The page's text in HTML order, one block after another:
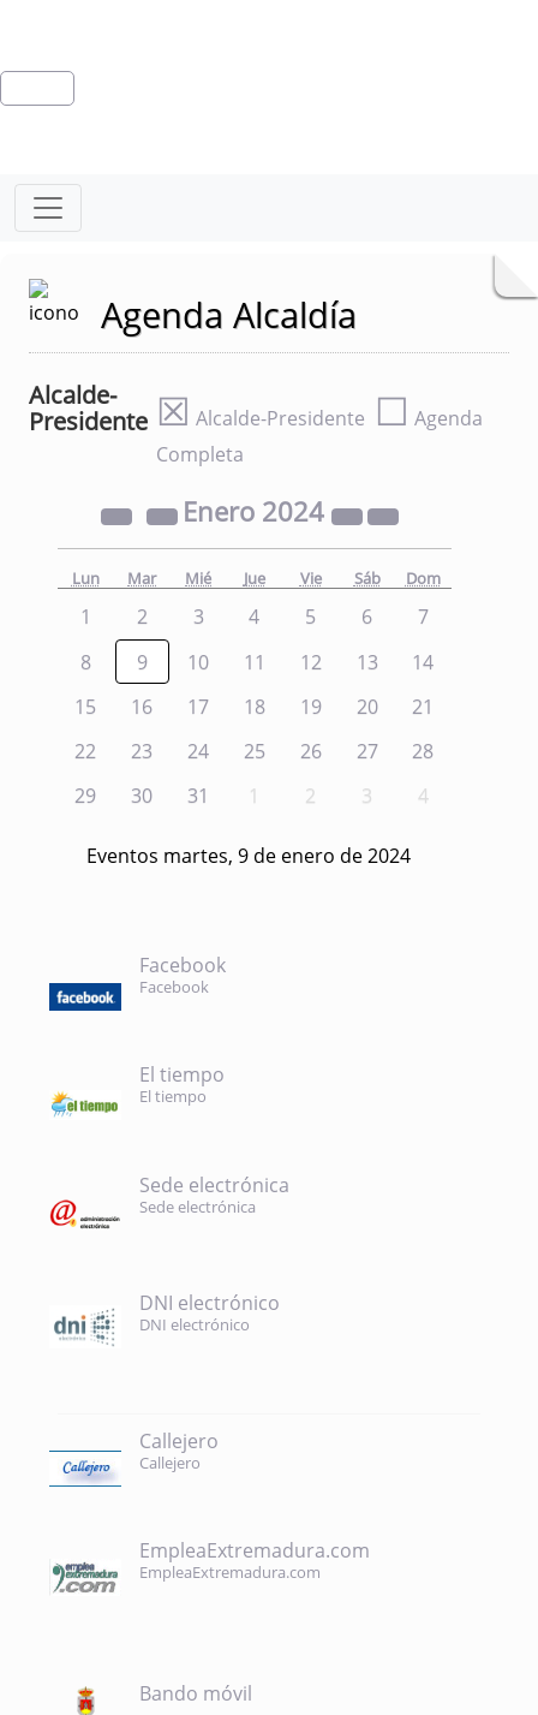
Agenda Alcaldía
Alcalde-
Presidente ☒ Alcalde-Presidente ☐ Agenda
Completa
Enero 2024
Lun Mar Mié Jue Vie Sáb Dom
1 2 3 4 5 6
7
8
9 10 11 12 13
14
15
16 17 18 19 20
21
22
23 24 25 26 27
28
29
30 31 1 2 3 4
Eventos martes, 9 de enero de 2024
Facebook
Facebook
El tiempo
El tiempo
Sede electrónica
Sede electrónica
DNI electrónico
DNI electrónico
Callejero
Callejero
EmpleaExtremadura.com
EmpleaExtremadura.com
Bando móvil